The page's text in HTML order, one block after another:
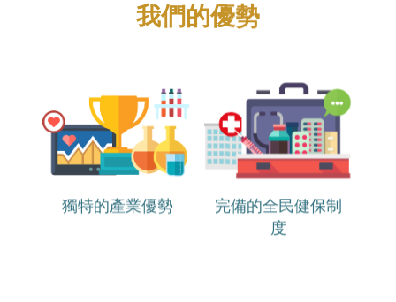
我們的優勢
獨特的產業優勢
完備的全民健保制
度